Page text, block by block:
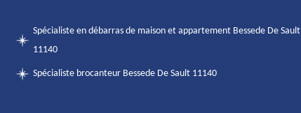
Spécialiste en débarras de maison et appartement Bessede De Sault
11140
Spécialiste brocanteur Bessede De Sault 11140